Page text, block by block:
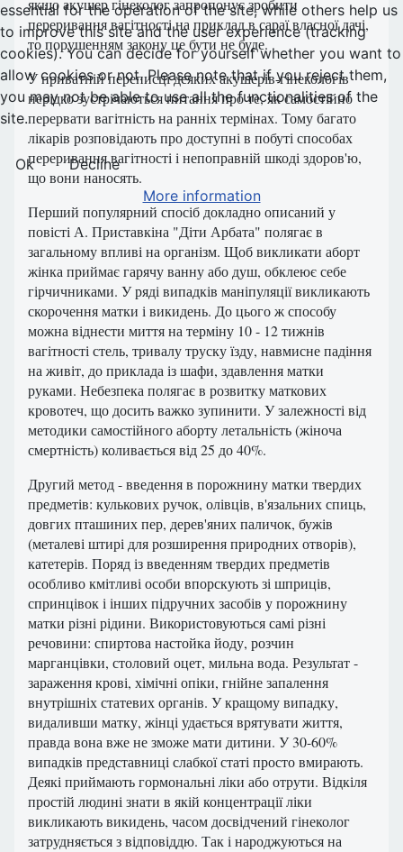
якщо акушер гінеколог запропонує зробити
переривання вагітності на приклад в сараї власної дачі,
то порушенням закону це бути не буде.
У приватній переписці деяких акушерів-гінекологів
нерідко зустрічаються питання про те, як самостійно
перервати вагітність на ранніх термінах. Тому багато
лікарів розповідають про доступні в побуті способах
переривання вагітності і непоправній шкоді здоров'ю,
що вони наносять.
Перший популярний спосіб докладно описаний у
повісті А. Приставкіна "Діти Арбата" полягає в
загальному впливі на організм. Щоб викликати аборт
жінка приймає гарячу ванну або душ, обклеює себе
гірчичниками. У ряді випадків маніпуляції викликають
скорочення матки і викидень. До цього ж способу
можна віднести миття на терміну 10 - 12 тижнів
вагітності стель, тривалу труску їзду, навмисне падіння
на живіт, до приклада із шафи, здавлення матки
руками. Небезпека полягає в розвитку маткових
кровотеч, що досить важко зупинити. У залежності від
методики самостійного аборту летальність (жіноча
смертність) коливається від 25 до 40%.
Другий метод - введення в порожнину матки твердих
предметів: кулькових ручок, олівців, в'язальних спиць,
довгих пташиних пер, дерев'яних паличок, бужів
(металеві штирі для розширення природних отворів),
катетерів. Поряд із введенням твердих предметів
особливо кмітливі особи впорскують зі шприців,
спринцівок і інших підручних засобів у порожнину
матки різні рідини. Використовуються самі різні
речовини: спиртова настойка йоду, розчин
марганцівки, столовий оцет, мильна вода. Результат -
зараження крові, хімічні опіки, гнійне запалення
внутрішніх статевих органів. У кращому випадку,
видаливши матку, жінці удається врятувати життя,
правда вона вже не зможе мати дитини. У 30-60%
випадків представниці слабкої статі просто вмирають.
Деякі приймають гормональні ліки або отрути. Відкіля
простій людині знати в якій концентрації ліки
викликають викидень, часом досвідчений гінеколог
затрудняється з відповіддю. Так і народжуються на
essential for the operation of the site, while others help us
to improve this site and the user experience (tracking
cookies). You can decide for yourself whether you want to
allow cookies or not. Please note that if you reject them,
you may not be able to use all the functionalities of the
site.
Ok
Decline
More information